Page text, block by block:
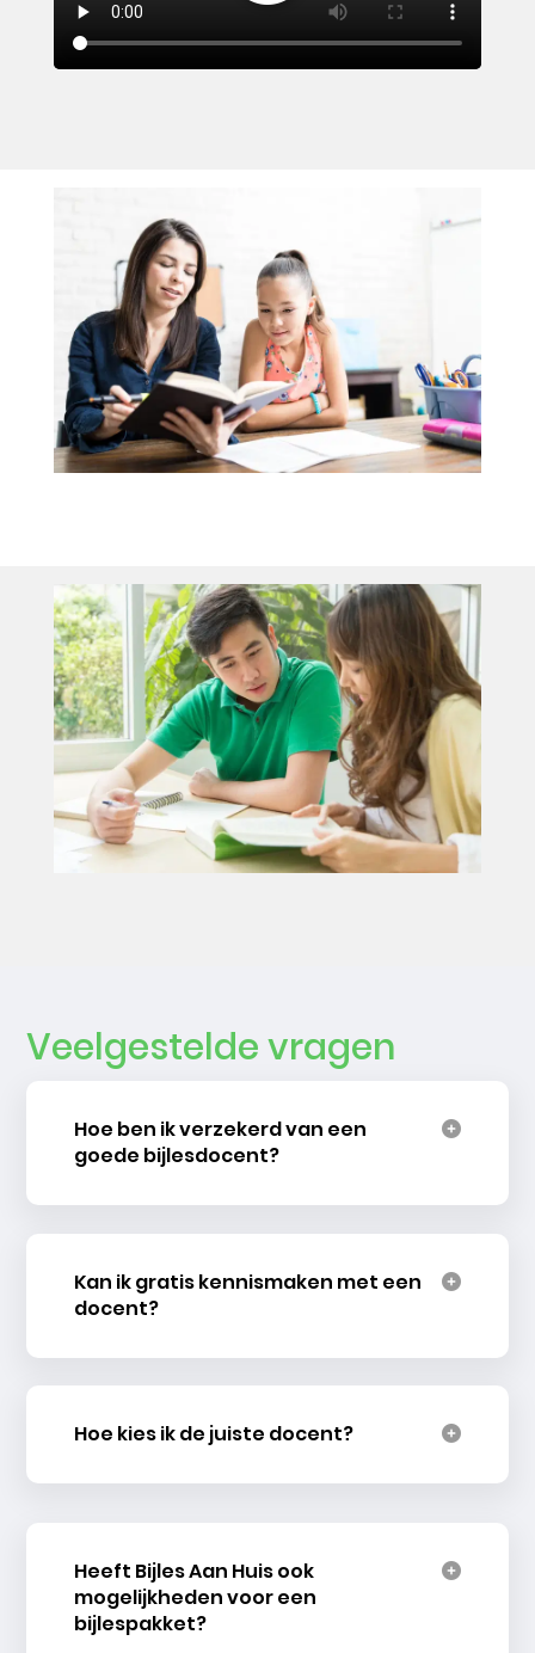
Veelgestelde vragen
Hoe ben ik verzekerd van een
goede bijlesdocent?
Kan ik gratis kennismaken met een
docent?
Hoe kies ik de juiste docent?
Heeft Bijles Aan Huis ook
mogelijkheden voor een
bijlespakket?